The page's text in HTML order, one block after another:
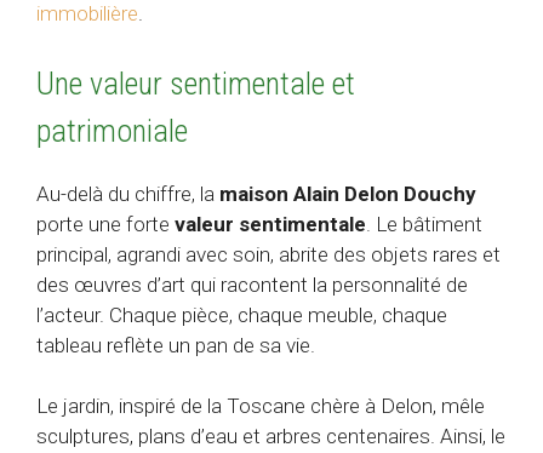
immobilière.
Une valeur sentimentale et
patrimoniale
Au-delà du chiffre, la maison Alain Delon Douchy
porte une forte valeur sentimentale . Le bâtiment
principal, agrandi avec soin, abrite des objets rares et
des œuvres d’art qui racontent la personnalité de
l’acteur. Chaque pièce, chaque meuble, chaque
tableau reflète un pan de sa vie.
Le jardin, inspiré de la Toscane chère à Delon, mêle
sculptures, plans d’eau et arbres centenaires. Ainsi, le